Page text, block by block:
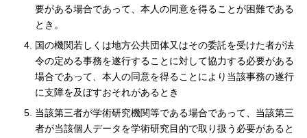
要がある場合であって、本人の同意を得ることが困難である
とき。
国の機関若しくは地方公共団体又はその委託を受けた者が法
令の定める事務を遂行することに対して協力する必要がある
場合であって、本人の同意を得ることにより当該事務の遂行
に支障を及ぼすおそれがあるとき
当該第三者が学術研究機関等である場合であって、当該第三
者が当該個人データを学術研究目的で取り扱う必要があると